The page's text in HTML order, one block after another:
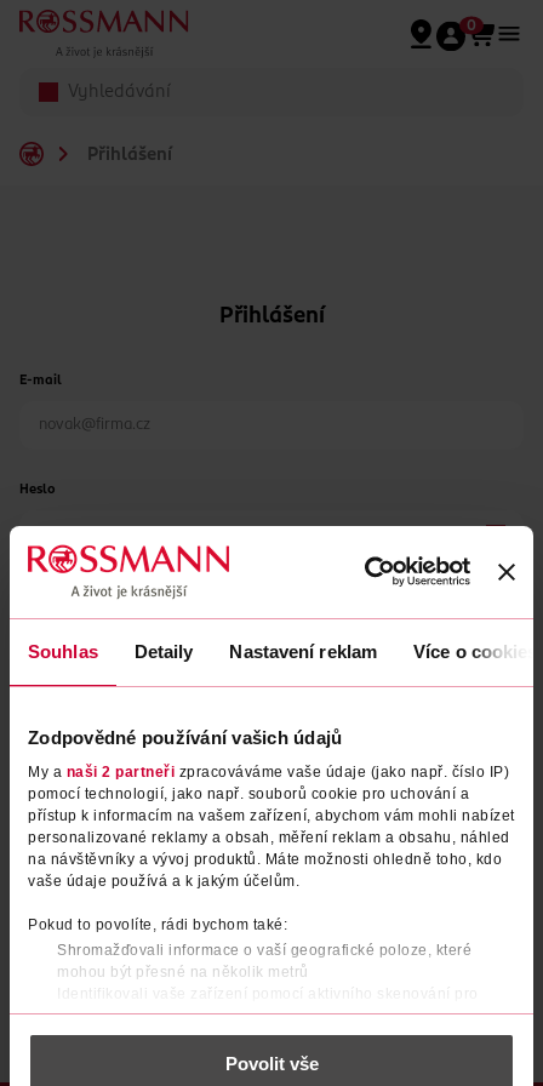
Souhlas Detaily Nastavení reklam Více o cookies
Zodpovědné používání vašich údajů
My a naši 2 partneři zpracováváme vaše údaje (jako např. číslo IP)
pomocí technologií, jako např. souborů cookie pro uchování a
přístup k informacím na vašem zařízení, abychom vám mohli nabízet
personalizované reklamy a obsah, měření reklam a obsahu, náhled
na návštěvníky a vývoj produktů. Máte možnosti ohledně toho, kdo
vaše údaje používá a k jakým účelům.
Pokud to povolíte, rádi bychom také:
Shromažďovali informace o vaší geografické poloze, které
mohou být přesné na několik metrů
Identifikovali vaše zařízení pomocí aktivního skenování pro
konkrétní charakteristiky (otisk prstu)
Zjistěte více o tom, jak zpracováváme vaše osobní údaje, a nastavte
části s podrobnostmi . Svůj souhlas můžete kdykoliv
Povolit vše
Přeskočit na hlavmní obsah
0
Přihlášení
Přihlášení
E-mail
Heslo
Zapomenuté heslo
PŘIHLÁSIT SE
Po registraci se stáváte členem ROSSMANN CLUBu a můžete čerpat výhody naplno. Zjistit více